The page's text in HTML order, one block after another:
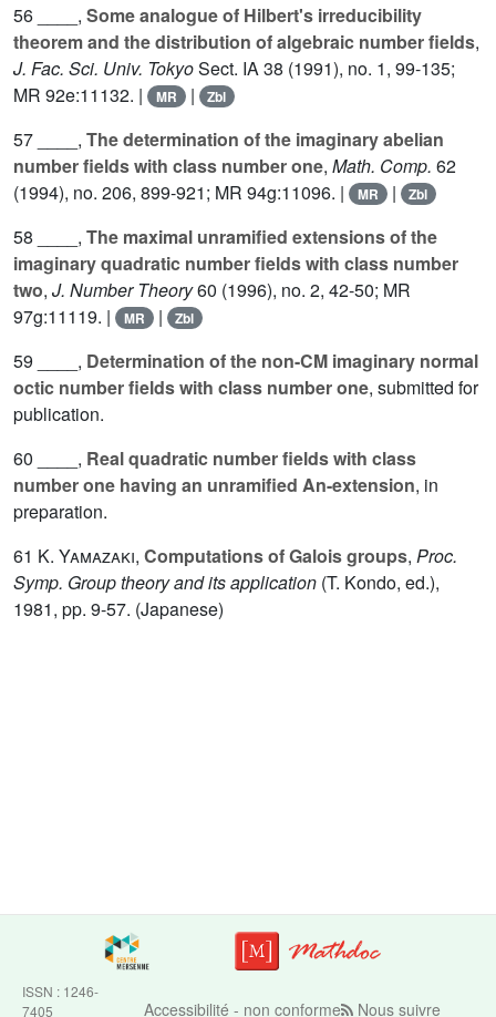
56 ____, Some analogue of Hilbert's irreducibility
theorem and the distribution of algebraic number fields,
J. Fac. Sci. Univ. TokyoSect. IA38 (1991), no. 1, 99-135;
MR 92e:11132. |
MR | Zbl
57 ____, The determination of the imaginary abelian
number fields with class number one, Math. Comp. 62
(1994), no. 206, 899-921; MR 94g:11096. |
MR | Zbl
58 ____, The maximal unramified extensions of the
imaginary quadratic number fields with class number
two, J. Number Theory60 (1996), no. 2, 42-50; MR
97g:11119. |
MR | Zbl
59 ____, Determination of the non-CM imaginary normal
octic number fields with class number one, submitted for
publication.
60 ____, Real quadratic number fields with class
number one having an unramified An-extension, in
preparation.
61 K. Yamazaki, Computations of Galois groups, Proc.
Symp. Group theory and its application (T. Kondo, ed.),
1981, pp. 9-57. (Japanese)
ISSN : 1246-
7405
Accessibilité - non conforme Nous suivre